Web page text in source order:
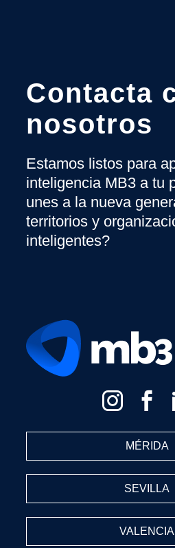
Contacta
nosotros
Estamos listos para
inteligencia MB3 a tu
unes a la nueva
territorios y
inteligentes?
MÉRIDA
SEVILLA
VALENCIA